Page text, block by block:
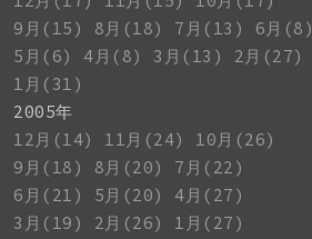
9月(15)
8月(18) 7月(13)
6月(8)
5月(6)
4月(8) 3月(13)
2月(27)
1月(31)
2005年
12月(14)
11月(24)
10月(26)
9月(18)
8月(20)
7月(22)
6月(21)
5月(20)
4月(27)
3月(19)
2月(26)
1月(27)